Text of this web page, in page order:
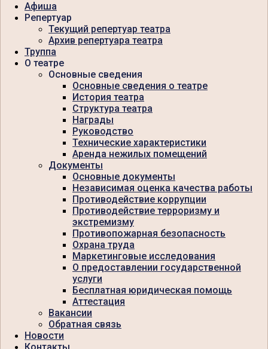
Афиша
Репертуар
Текущий репертуар театра
Архив репертуара театра
Труппа
О театре
Основные сведения
Основные сведения о театре
История театра
Структура театра
Награды
Руководство
Технические характеристики
Аренда нежилых помещений
Документы
Основные документы
Независимая оценка качества работы
Противодействие коррупции
Противодействие терроризму и
экстремизму
Противопожарная безопасность
Охрана труда
Маркетинговые исследования
О предоставлении государственной
услуги
Бесплатная юридическая помощь
Аттестация
Вакансии
Обратная связь
Новости